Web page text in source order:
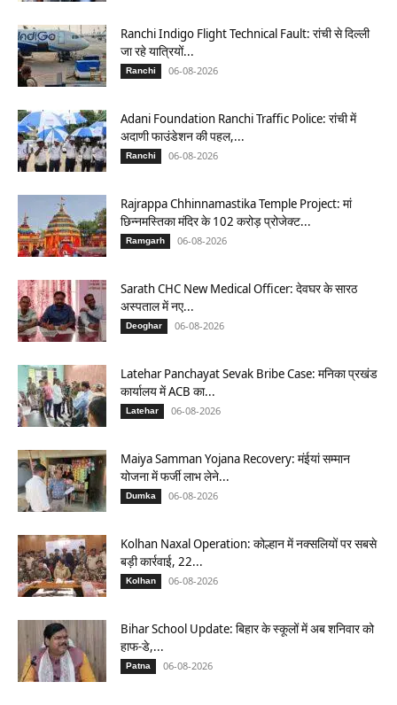
Ranchi Indigo Flight Technical Fault: रांची से दिल्ली
जा रहे यात्रियों...
Ranchi 06-08-2026
Adani Foundation Ranchi Traffic Police: रांची में
अदाणी फाउंडेशन की पहल,...
Ranchi 06-08-2026
Rajrappa Chhinnamastika Temple Project: मां
छिन्नमस्तिका मंदिर के 102 करोड़ प्रोजेक्ट...
Ramgarh 06-08-2026
Sarath CHC New Medical Officer: देवघर के सारठ
अस्पताल में नए...
Deoghar 06-08-2026
Latehar Panchayat Sevak Bribe Case: मनिका प्रखंड
कार्यालय में ACB का...
Latehar 06-08-2026
Maiya Samman Yojana Recovery: मंईयां सम्मान
योजना में फर्जी लाभ लेने...
Dumka 06-08-2026
Kolhan Naxal Operation: कोल्हान में नक्सलियों पर सबसे
बड़ी कार्रवाई, 22...
Kolhan 06-08-2026
Bihar School Update: बिहार के स्कूलों में अब शनिवार को
हाफ-डे,...
Patna 06-08-2026